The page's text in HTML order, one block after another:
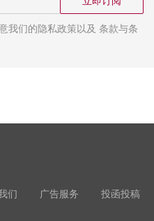
我们的隐私政策以及 条款与条
们 广告服务 投函投稿